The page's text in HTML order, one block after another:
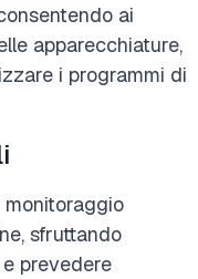
ai
apparecchiature,
i programmi di
sfruttando
prevedere